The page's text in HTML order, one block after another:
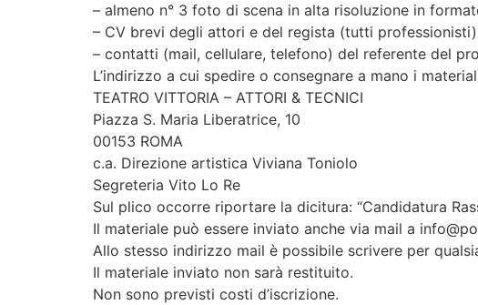
– almeno n° 3 foto di scena in alta risoluzione in
– CV brevi degli attori e del regista (tutti
– contatti (mail, cellulare, telefono) del referente del
L’indirizzo a cui spedire o consegnare a mano i
TEATRO VITTORIA – ATTORI & TECNICI
Piazza S. Maria Liberatrice, 10
00153 ROMA
c.a. Direzione artistica Viviana Toniolo
Segreteria Vito Lo Re
Sul plico occorre riportare la dicitura: “Candidatura
Il materiale può essere inviato anche via mail a
Allo stesso indirizzo mail è possibile scrivere per
Il materiale inviato non sarà restituito.
Non sono previsti costi d’iscrizione.